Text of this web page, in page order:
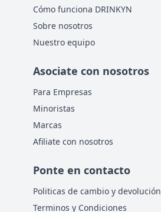
Cómo funciona DRINKYN
Sobre nosotros
Nuestro equipo
Asociate con nosotros
Para Empresas
Minoristas
Marcas
Afiliate con nosotros
Ponte en contacto
Politicas de cambio y devolución
Terminos y Condiciones